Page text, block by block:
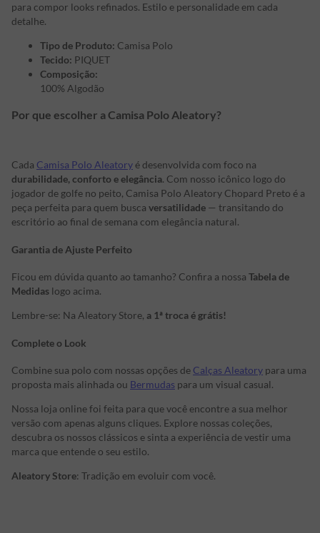
para compor looks refinados. Estilo e personalidade em cada
detalhe.
Tipo de Produto: Camisa Polo
Tecido: PIQUET
Composição:
100% Algodão
Por que escolher a Camisa Polo Aleatory?
Cada Camisa Polo Aleatory é desenvolvida com foco na
durabilidade, conforto e elegância. Com nosso icônico logo do
jogador de golfe no peito, Camisa Polo Aleatory Chopard Preto é a
peça perfeita para quem busca versatilidade — transitando do
escritório ao final de semana com elegância natural.
Garantia de Ajuste Perfeito
Ficou em dúvida quanto ao tamanho? Confira a nossa Tabela de
Medidas logo acima.
Lembre-se: Na Aleatory Store, a 1ª troca é grátis!
Complete o Look
Combine sua polo com nossas opções de Calças Aleatory para uma
proposta mais alinhada ou Bermudas para um visual casual.
Nossa loja online foi feita para que você encontre a sua melhor
versão com apenas alguns cliques. Explore nossas coleções,
descubra os nossos clássicos e sinta a experiência de vestir uma
marca que entende o seu estilo.
Aleatory Store: Tradição em evoluir com você.